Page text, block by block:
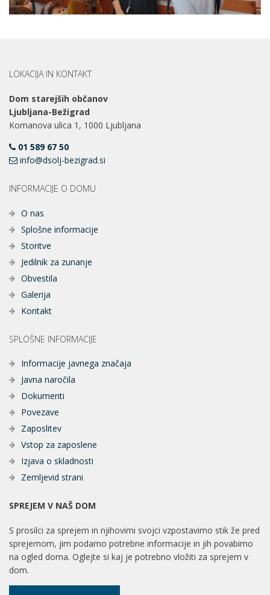
LOKACIJA IN KONTAKT
Dom starejših občanov
Ljubljana-Bežigrad
Komanova ulica 1, 1000 Ljubljana
01 589 67 50
info@dsolj-bezigrad.si
INFORMACIJE O DOMU
O nas
Splošne informacije
Storitve
Jedilnik za zunanje
Obvestila
Galerija
Kontakt
SPLOŠNE INFORMACIJE
Informacije javnega značaja
Javna naročila
Dokumenti
Povezave
Zaposlitev
Vstop za zaposlene
Izjava o skladnosti
Zemljevid strani
SPREJEM V NAŠ DOM
S prosilci za sprejem in njihovimi svojci vzpostavimo stik že pred
sprejemom, jim podamo potrebne informacije in jih povabimo
na ogled doma. Oglejte si kaj je potrebno vložiti za sprejem v
dom.